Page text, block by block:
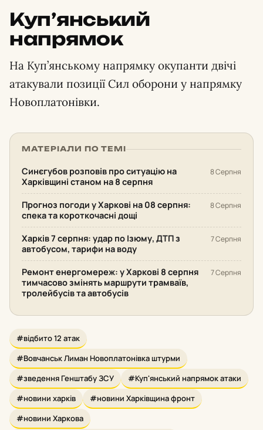
Куп’янський
напрямок
На Куп’янському напрямку окупанти двічі
атакували позиції Сил оборони у напрямку
Новоплатонівки.
МАТЕРІАЛИ ПО ТЕМІ
Синєгубов розповів про ситуацію на
Харківщині станом на 8 серпня
8 Серпня
Прогноз погоди у Харкові на 08 серпня:
спека та короткочасні дощі
8 Серпня
Харків 7 серпня: удар по Ізюму, ДТП з
автобусом, тарифи на воду
7 Серпня
Ремонт енергомереж: у Харкові 8 серпня
тимчасово змінять маршрути трамваїв,
тролейбусів та автобусів
7 Серпня
#відбито 12 атак
#Вовчанськ Лиман Новоплатонівка штурми
#зведення Генштабу ЗСУ
#Куп'янський напрямок атаки
#новини харків
#новини Харківщина фронт
#новини Харкова